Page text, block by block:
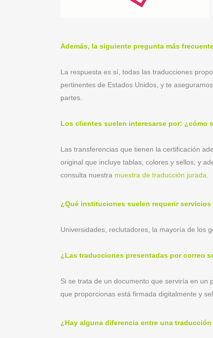
Además, la siguiente pregunta más
La respuesta es sí, todas las traducciones
pertinentes de Estados Unidos, y te
partes.
Los clientes suelen interesarse por: ¿cómo
Las transferencias que tienen la certificación
original que incluye tablas, colores y sellos, y
consulta nuestra muestra de traducción jurada
¿Qué instituciones suelen requerir
Universidades, reclutadores, la mayoría de los
¿Las traducciones presentadas por correo
Si se trata de un documento que serviría en un
que proporcionas está firmada digitalmente y
¿Hay alguna diferencia entre una